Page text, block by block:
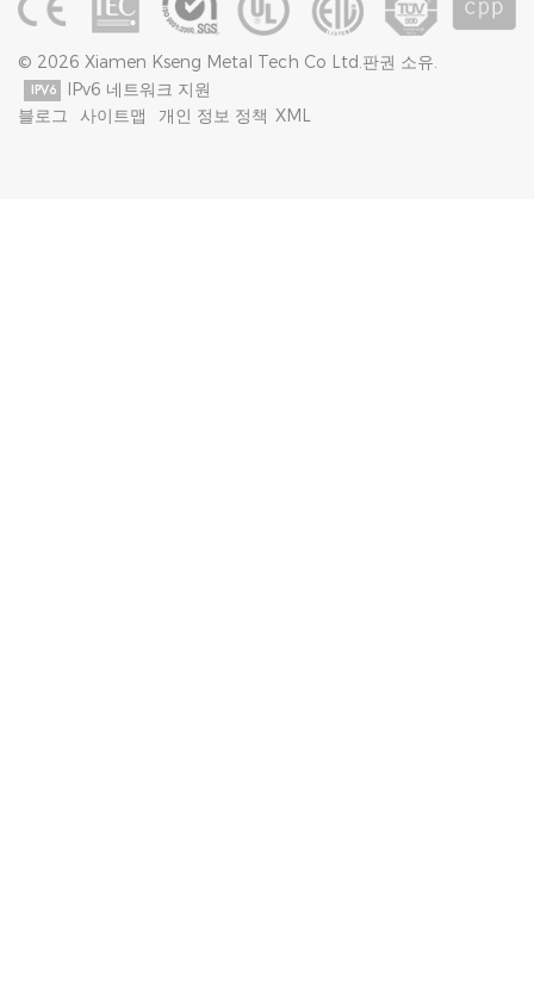
© 2026 Xiamen Kseng Metal Tech Co Ltd.판권 소유.
IPv6 네트워크 지원
블로그
사이트맵 개인 정보 정책 XML